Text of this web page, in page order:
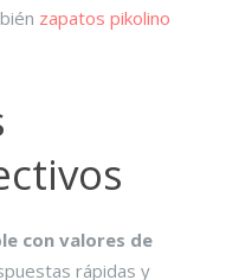
zapatos pikolino
con valores de
rápidas y